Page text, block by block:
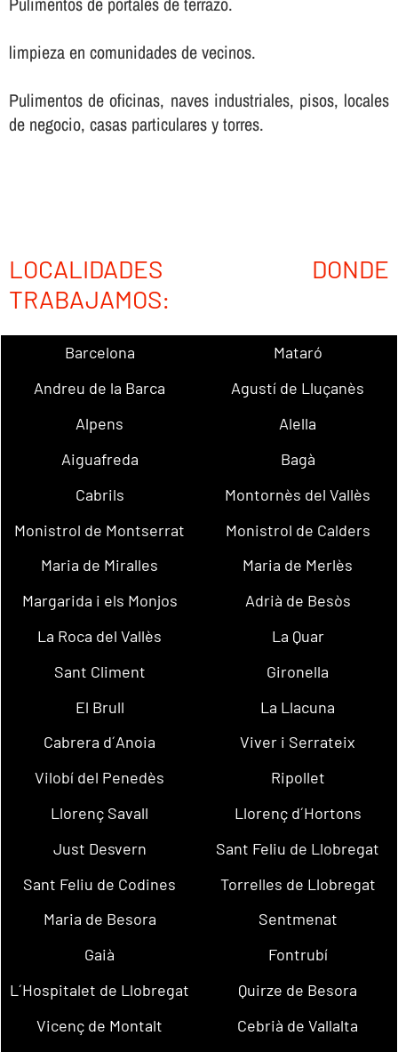
limpieza en comunidades de vecinos.
Pulimentos de oficinas, naves industriales, pisos, locales
de negocio, casas particulares y torres.
LOCALIDADES DONDE
TRABAJAMOS:
Barcelona
Mataró
Andreu de la Barca
Agustí de Lluçanès
Alpens
Alella
Aiguafreda
Bagà
Cabrils
Montornès del Vallès
Monistrol de Montserrat
Monistrol de Calders
Maria de Miralles
Maria de Merlès
Margarida i els Monjos
Adrià de Besòs
La Roca del Vallès
La Quar
Sant Climent
Gironella
El Brull
La Llacuna
Cabrera d´Anoia
Viver i Serrateix
Vilobí del Penedès
Ripollet
Llorenç Savall
Llorenç d´Hortons
Just Desvern
Sant Feliu de Llobregat
Sant Feliu de Codines
Torrelles de Llobregat
Maria de Besora
Sentmenat
Gaià
Fontrubí
L´Hospitalet de Llobregat
Quirze de Besora
Vicenç de Montalt
Cebrià de Vallalta